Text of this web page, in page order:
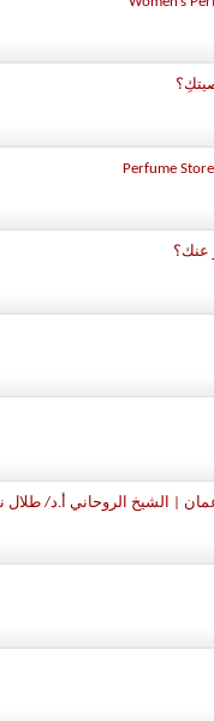
Perfume
عنك؟
| الشيخ الروحاني أ.د/ طلال